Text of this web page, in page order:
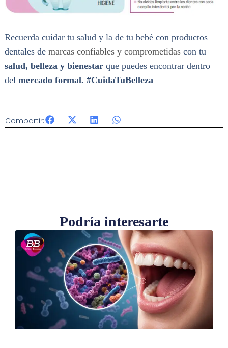
Recuerda cuidar tu salud y la de tu bebé con productos
dentales de marcas confiables y comprometidascon tu
salud, belleza y bienestarque puedes encontrar dentro
del mercado formal. #CuidaTuBelleza
Compartir:
Podría interesarte